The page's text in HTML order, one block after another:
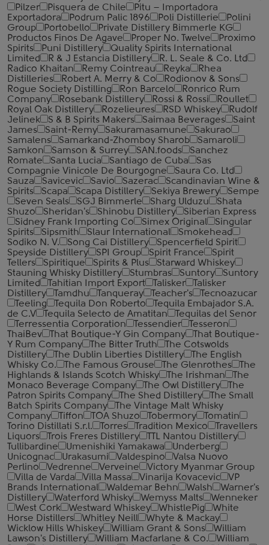
Pilzer
Pisquera de Chile
Pitu – Importadora
Exportadora
Podrum Palic 1896 Poli Distillerie
Polini
Group
Portobello
Private Distillery Bimmerle KG
Productos Finos De Agave
Proper No. Twelve
Proximo
Spirits
Puni Distillery
Quality Spirits International
Limited
R & J Estancia Distillery
R. L. Seale & Co. Ltd
Radico Khaitan
Remy Cointreau Reyka
Rhea
Distilleries
Robert A. Merry & Co
Rodionov & Sons
Rogue Society Distilling
Ron Barcelo
Ronrico Rum
Company
Rosebank Distillery Rossi & Rossi
Roullet
Royal Oak Distillery
Rozelieures RSD Whiskey
Rudolf
Jelinek
S & B Spirits Makers Saimaa Beverages
Saint
James
Saint-Remy Sakuramasamune
Sakurao
Samalens
Samarkand-Zhomboy Sharob
Samaroli
Samkon
Samson & Surrey SAN.foods
Sanchez
Romate
Santa Lucia Santiago de Cuba
Sas
Compagnie Vinicole De Bourgogne
Saura Co. Ltd
Sauza
Savicevic Savio Sazerac
Scandinavian Wine &
Spirits
Scapa Scapa Distillery Sekiya Brewery
Sempe
Seven Seals
SGJ Bimmerle Sharg Ulduzu
Shata
Shuzo
Sheridan's Shinobu Distillery
Siberian Express
Sidney Frank Importing Co
Simex Original
Singular
Spirits
Sipsmith Slaur International
Smokehead
Sodiko N. V.
Song Cai Distillery
Spencerfield Spirit
Speyside Distillery
SPI Group Spirit France
Spirit
Tellers
Spiritique Spirits & Plus
Starward Whiskey
Stauning Whisky Distillery
Stumbras Suntory
Suntory
Limited
Tahitian Import Export Talisker
Talisker
Distillery
Tamdhu Tanqueray Teacher's
Tecnoazucar
Teeling
Tequila Don Roberto
Tequila Embajador S.A.
de C.V
Tequila Selecto de Amatitan
Tequilas del Senor
Terressentia Corporation
Tessendier
Tesseron
ThaiBev
That Boutique-Y Gin Company
That Boutique-
Y Rum Company
The Bitter Truth
The Cotswolds
Distillery
The Dublin Liberties Distillery
The English
Whisky Co.
The Famous Grouse The Glenrothes
The
Highlands & Islands Scotch Whisky
The Irishman
The
Monaco Beverage Company
The Owl Distillery
The
Patron Spirits Company
The Shed Distillery
The Small
Batch Spirits Company
The Vintage Malt Whisky
Company
Tiffon TOA Shuzo Tobermory
Tomatin
Torino Distillati S.r.l.
Torres Tradition Mexico
Travellers
Liquors
Trois Freres Distillery
TTL Nantou Distillery
Tullibardine
Umenishiki Yamakawa
Underberg
Unicognac
Urakasumi Valdespino
Valsa Nuovo
Perlino
Vedrenne Verveine
Victory Myanmar Group
Villa de Varda
Villa Massa Vinarija Kovacevic
VP
Brands International
Waldemar Behn Walsh
Warner's
Distillery
Waterford Whisky Wemyss Malts
Wenneker
West Cork
Westward Whiskey WhistlePig
White
Horse Distillers
Whitley Neill
Whyte & Mackay
Wicklow Hills Whiskey
William Grant & Sons
William
Lawson's Distillery
William Macfarlane & Co.
William